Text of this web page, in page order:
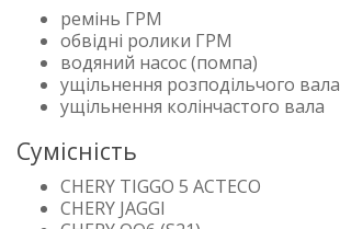
ремінь ГРМ
обвідні ролики ГРМ
водяний насос (помпа)
ущільнення розподільчого вала
ущільнення колінчастого вала
Сумісність
CHERY TIGGO 5 ACTECO
CHERY JAGGI